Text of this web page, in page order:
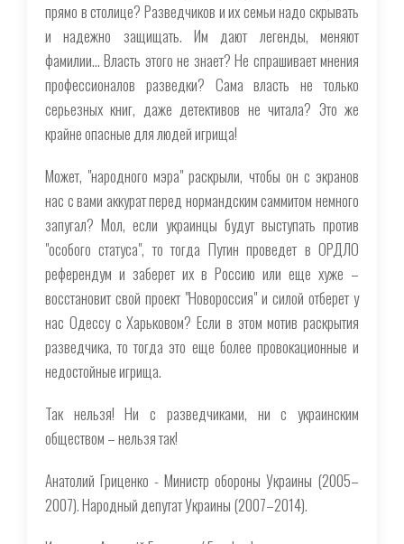
прямо в столице? Разведчиков и их семьи надо скрывать
и надежно защищать. Им дают легенды, меняют
фамилии... Власть этого не знает? Не спрашивает мнения
профессионалов разведки? Сама власть не только
серьезных книг, даже детективов не читала? Это же
крайне опасные для людей игрища!
Может, "народного мэра" раскрыли, чтобы он с экранов
нас с вами аккурат перед нормандским саммитом немного
запугал? Мол, если украинцы будут выступать против
"особого статуса", то тогда Путин проведет в ОРДЛО
референдум и заберет их в Россию или еще хуже –
восстановит свой проект "Новороссия" и силой отберет у
нас Одессу с Харьковом? Если в этом мотив раскрытия
разведчика, то тогда это еще более провокационные и
недостойные игрища.
Так нельзя! Ни с разведчиками, ни с украинским
обществом – нельзя так!
Анатолий Гриценко - Министр обороны Украины (2005–
2007). Народный депутат Украины (2007–2014).